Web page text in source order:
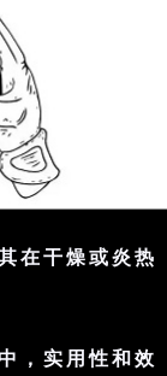
在干燥或炎热
，实用性和效